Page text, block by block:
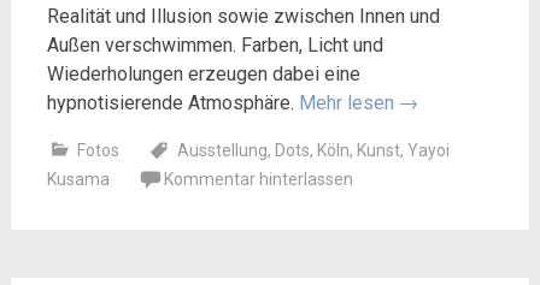
Realität und Illusion sowie zwischen Innen und
Außen verschwimmen. Farben, Licht und
Wiederholungen erzeugen dabei eine
hypnotisierende Atmosphäre. Mehr lesen →
Fotos Ausstellung, Dots, Köln, Kunst, Yayoi
Kusama
Kommentar hinterlassen